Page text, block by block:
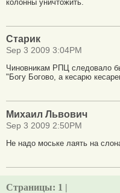
колонны уничтожить.
Старик
Sep 3 2009 3:04PM
Чиновникам РПЦ следовало
"Богу Богово, а кесарю
Михаил Львович
Sep 3 2009 2:50PM
Не надо моське лаять на
Страницы: 1 |